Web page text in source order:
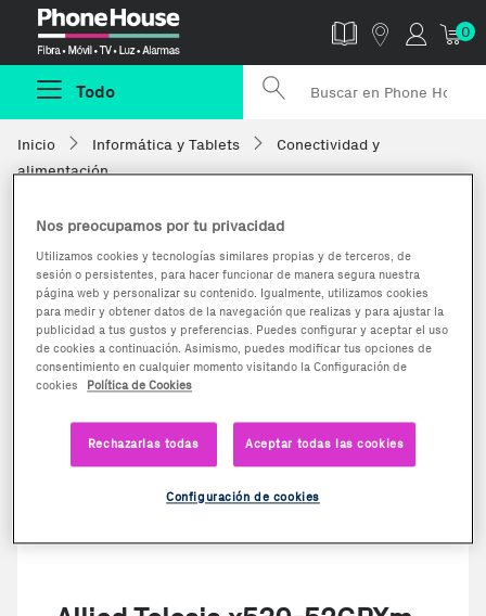
0
Todo
Inicio Informática y Tablets
Conectividad y
alimentación
Nos preocupamos por tu privacidad
Utilizamos cookies y tecnologías similares propias y de terceros, de
sesión o persistentes, para hacer funcionar de manera segura nuestra
página web y personalizar su contenido. Igualmente, utilizamos cookies
para medir y obtener datos de la navegación que realizas y para ajustar la
publicidad a tus gustos y preferencias. Puedes configurar y aceptar el uso
de cookies a continuación. Asimismo, puedes modificar tus opciones de
consentimiento en cualquier momento visitando la Configuración de
cookies
Política de Cookies
Rechazarlas todas Aceptar todas las cookies
Configuración de cookies